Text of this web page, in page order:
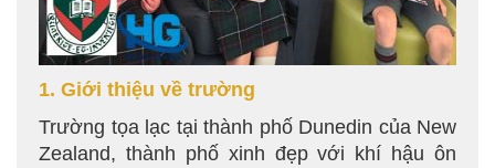
1. Giới thiệu về trường
Trường tọa lạc tại thành phố Dunedin của New
Zealand, thành phố xinh đẹp với khí hậu ôn